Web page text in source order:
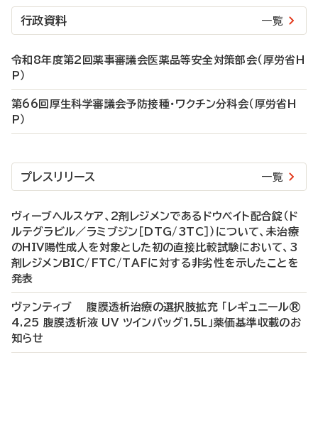
行政資料 一覧
令和8年度第2回薬事審議会医薬品等安全対策部会（厚労省H
P）
第66回厚生科学審議会予防接種・ワクチン分科会（厚労省H
P）
プレスリリース 一覧
ヴィーブヘルスケア、2剤レジメンであるドウベイト配合錠（ド
ルテグラビル／ラミブジン［DTG/3TC］）について、未治療
のHIV陽性成人を対象とした初の直接比較試験において、3
剤レジメンBIC/FTC/TAFに対する非劣性を示したことを
発表
ヴァンティブ 腹膜透析治療の選択肢拡充 「レギュニール®
4.25 腹膜透析液 UV ツインバッグ1.5L」薬価基準収載のお
知らせ